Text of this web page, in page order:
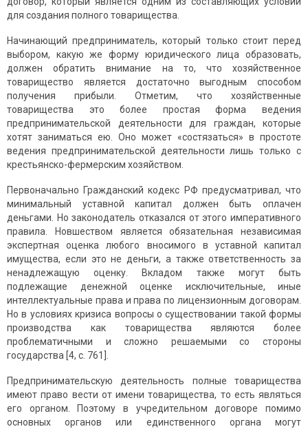
для создания полного товарищества.
Начинающий предприниматель, который только стоит перед
выбором, какую же форму юридического лица образовать,
должен обратить внимание на то, что хозяйственное
товарищество является достаточно выгодным способом
получения прибыли. Отметим, что хозяйственные
товарищества это более простая форма ведения
предпринимательской деятельности для граждан, которые
хотят заниматься ею. Оно может «состязаться» в простоте
ведения предпринимательской деятельности лишь только с
крестьянско-фермерским хозяйством.
Первоначально Гражданский кодекс РФ предусматривал, что
минимальный уставной капитал должен быть оплачен
деньгами. Но законодатель отказался от этого императивного
правила. Новшеством является обязательная независимая
экспертная оценка любого вносимого в уставной капитал
имущества, если это не деньги, а также ответственность за
ненадлежащую оценку. Вкладом также могут быть
подлежащие денежной оценке исключительные, иные
интеллектуальные права и права по лицензионным договорам.
Но в условиях кризиса вопросы о существовании такой формы
производства как товарищества являются более
проблематичными и сложно решаемыми со стороны
государства [4, с. 761].
Предпринимательскую деятельность полные товарищества
имеют право вести от имени товарищества, то есть являться
его органом. Поэтому в учредительном договоре помимо
основных органов или единственного органа могут